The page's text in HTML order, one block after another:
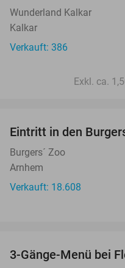
Wunderland Kalkar
Kalkar
Verkauft: 386
Exkl. ca.
Eintritt in den
Burgers´ Zoo
Arnhem
Verkauft: 18.608
3-Gänge-Menü bei